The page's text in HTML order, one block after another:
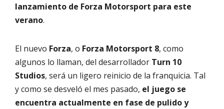
lanzamiento de Forza Motorsport para este
verano.
El nuevo Forza, o Forza Motorsport 8, como
algunos lo llaman, del desarrollador Turn 10
Studios, será un ligero reinicio de la franquicia. Tal
y como se desveló el mes pasado, el juego se
encuentra actualmente en fase de pulido y